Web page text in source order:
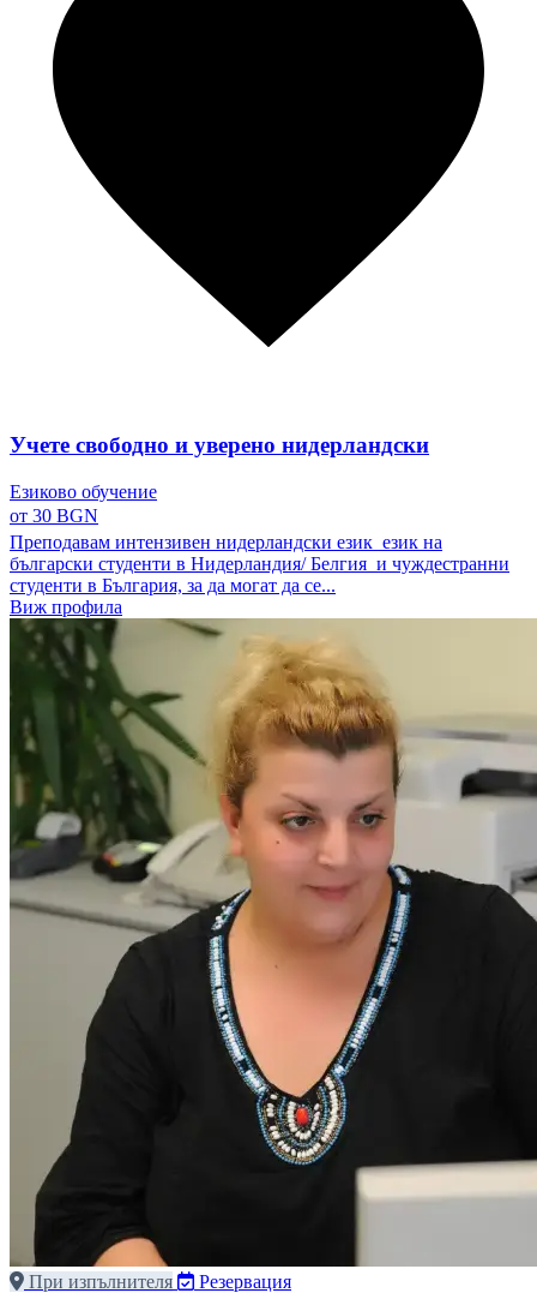
Учете свободно и уверено нидерландски
Езиково обучение
от 30 BGN
Преподавам интензивен нидерландски език език на
български студенти в Нидерландия/ Белгия и чуждестранни
студенти в България, за да могат да се...
Виж профила
При изпълнителя Резервация